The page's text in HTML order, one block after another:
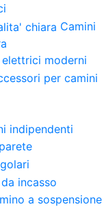
Camini
elettrici moderni
per camini
indipendenti
incasso
a sospensione